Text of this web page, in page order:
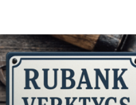
content